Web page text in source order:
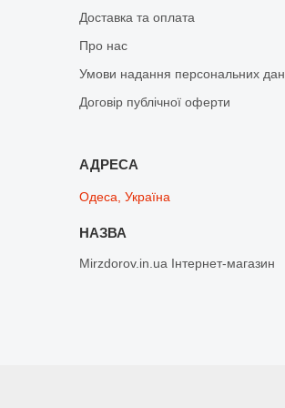
Доставка та оплата
Про нас
Умови надання персональних
Договір публічної оферти
Одеса, Україна
Mirzdorov.in.ua Інтернет-магазин